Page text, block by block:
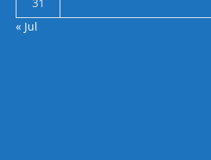
« Jul